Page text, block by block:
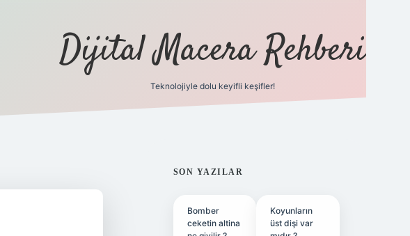
Dijital Macera Rehberi
Teknolojiyle dolu keyifli keşifler!
SIDEBAR
SON YAZILAR
Bomber
ceketin altina
Koyunların
üst dişi var